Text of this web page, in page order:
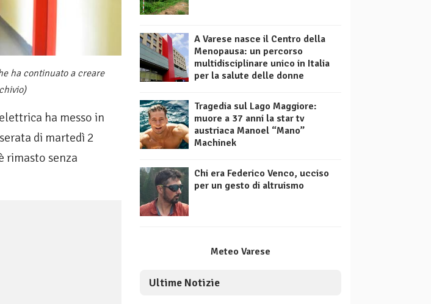
ha continuato a creare
ha messo in
di martedì 2
rimasto senza
A Varese nasce il Centro della
Menopausa: un percorso
multidisciplinare unico in Italia
per la salute delle donne
Tragedia sul Lago Maggiore:
muore a 37 anni la star tv
austriaca Manoel “Mano”
Machinek
Chi era Federico Venco, ucciso
per un gesto di altruismo
Meteo Varese
Ultime Notizie